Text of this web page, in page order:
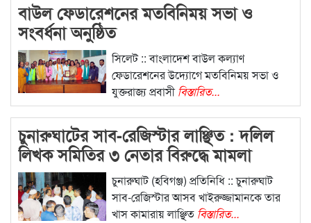
বাউল ফেডারেশনের মতবিনিময় সভা ও
সংবর্ধনা অনুষ্ঠিত
সিলেট :: বাংলাদেশ বাউল কল্যাণ
ফেডারেশনের উদ্যোগে মতবিনিময় সভা ও
যুক্তরাজ্য প্রবাসীবিস্তারিত...
চুনারুঘাটের সাব-রেজিস্টার লাঞ্ছিত : দলিল
লিখক সমিতির ৩ নেতার বিরুদ্ধে মামলা
চুনারুঘাট (হবিগঞ্জ) প্রতিনিধি :: চুনারুঘাট
সাব-রেজিস্টার আসব খাইরুজ্জামানকে তার
খাস কামারায় লাঞ্ছিত বিস্তারিত...